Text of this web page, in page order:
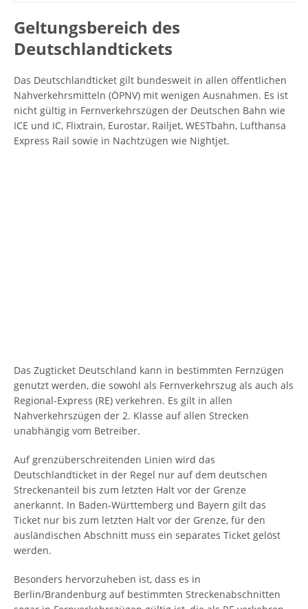
Geltungsbereich des
Deutschlandtickets
Das Deutschlandticket gilt bundesweit in allen öffentlichen
Nahverkehrsmitteln (ÖPNV) mit wenigen Ausnahmen. Es ist
nicht gültig in Fernverkehrszügen der Deutschen Bahn wie
ICE und IC, Flixtrain, Eurostar, Railjet, WESTbahn, Lufthansa
Express Rail sowie in Nachtzügen wie Nightjet.
Das Zugticket Deutschland kann in bestimmten Fernzügen
genutzt werden, die sowohl als Fernverkehrszug als auch als
Regional-Express (RE) verkehren. Es gilt in allen
Nahverkehrszügen der 2. Klasse auf allen Strecken
unabhängig vom Betreiber.
Auf grenzüberschreitenden Linien wird das
Deutschlandticket in der Regel nur auf dem deutschen
Streckenanteil bis zum letzten Halt vor der Grenze
anerkannt. In Baden-Württemberg und Bayern gilt das
Ticket nur bis zum letzten Halt vor der Grenze, für den
ausländischen Abschnitt muss ein separates Ticket gelöst
werden.
Besonders hervorzuheben ist, dass es in
Berlin/Brandenburg auf bestimmten Streckenabschnitten